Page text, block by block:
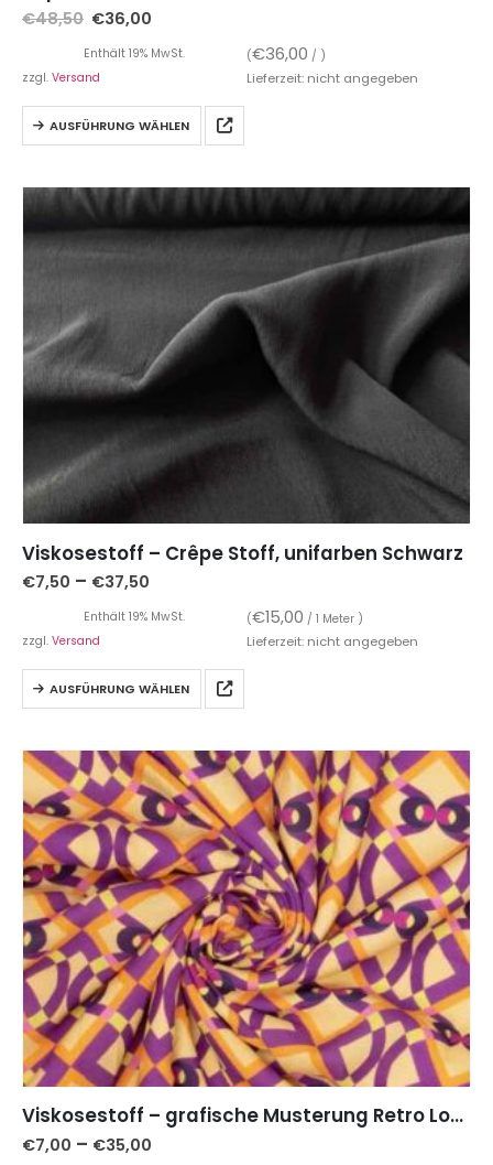
€48,50 €36,00
Enthält 19% MwSt. (€36,00 / )
zzgl. Versand Lieferzeit: nicht angegeben
AUSFÜHRUNG WÄHLEN
Viskosestoff – Crêpe Stoff, unifarben Schwarz
€7,50 – €37,50
Enthält 19% MwSt. (€15,00 / 1 Meter )
zzgl. Versand Lieferzeit: nicht angegeben
AUSFÜHRUNG WÄHLEN
Viskosestoff – grafische Musterung Retro Look Lila Gelb
€7,00 – €35,00